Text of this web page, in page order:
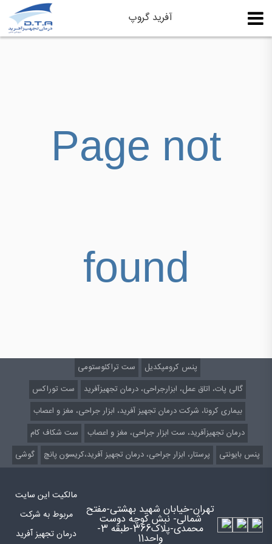
آفرید گروپ
Page not
found
پنس کرومپکدیل
ست تراکئوستومی
گالی پات، اتاق عمل، ابزارجراحی، درمان تجهیزآفرید
ست توراکس
بیماری کرونا، شرکت درمان تجهیز آفرید، ابزار جراحی، مغز و اعصاب
درمان تجهیزآفرید، ست ابزار جراحی، مغز و اعصاب
ست شکاف کام
پنس بایونتی
پرستار، ابزار جراحی، درمان تجهیز آفرید،کریسون پانچ گوشی
تهران-خیابان شهید بهشتی-مفتح
شمالی- نبش کوچه دوست
محمدی-پلاک366-طبقه 3-
واحد11
مالکیت این سایت
مربوط به شرکت
درمان تجهیز آفرید